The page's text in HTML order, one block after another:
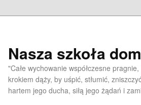
Nasza szkoła
"Całe wychowanie współczesne
krokiem dąży, by uśpić, stłumić,
hartem jego ducha, siłą jego żądań i